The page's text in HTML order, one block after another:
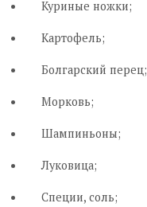
Куриные ножки;
Картофель;
Болгарский перец;
Морковь;
Шампиньоны;
Луковица;
Специи, соль;